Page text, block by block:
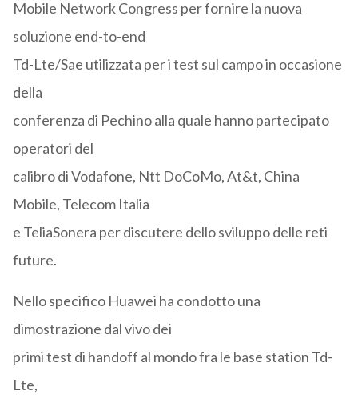
Mobile Network Congress per fornire la nuova
soluzione end-to-end
Td-Lte/Sae utilizzata per i test sul campo in occasione
della
conferenza di Pechino alla quale hanno partecipato
operatori del
calibro di Vodafone, Ntt DoCoMo, At&t, China
Mobile, Telecom Italia
e TeliaSonera per discutere dello sviluppo delle reti
future.
Nello specifico Huawei ha condotto una
dimostrazione dal vivo dei
primi test di handoff al mondo fra le base station Td-
Lte,